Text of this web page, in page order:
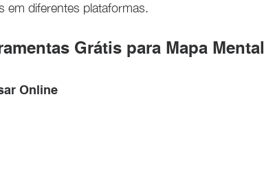
em diferentes plataformas.
Grátis para Mapa Mental
Online